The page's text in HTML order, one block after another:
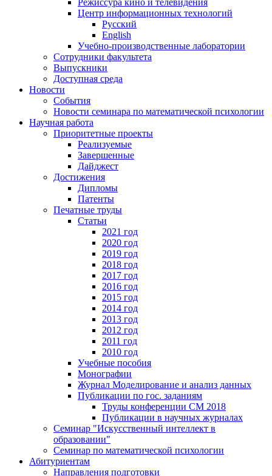
Центр информационных технологий
Русский
English
Учебно-производственные лаборатории
Сотрудники факультета
Выпускники
Доступная среда
Новости
События
Новости семинара по математической психологии
Научная работа
Приоритетные проекты
Реализуемые
Завершенные
Дайджест
Достижения
Дипломы
Патенты
Печатные труды
Статьи
2021 год
2020 год
2019 год
2018 год
2017 год
2016 год
2015 год
2014 год
2013 год
2012 год
2011 год
2010 год
Учебные пособия
Монографии
Журнал Моделирование и анализ данных
Публикации по гос. заданиям
Труды конференции CM 2018
Публикации в научных журналах
Семинар "Искусственный интеллект в
образовании"
Семинар по математической психологии
Абитуриентам
Направления подготовки